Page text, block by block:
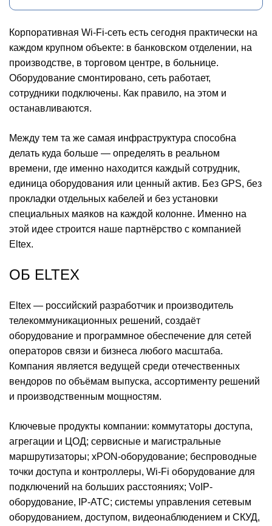
Корпоративная Wi-Fi-сеть есть сегодня практически на
каждом крупном объекте: в банковском отделении, на
производстве, в торговом центре, в больнице.
Оборудование смонтировано, сеть работает,
сотрудники подключены. Как правило, на этом и
останавливаются.
Между тем та же самая инфраструктура способна
делать куда больше — определять в реальном
времени, где именно находится каждый сотрудник,
единица оборудования или ценный актив. Без GPS, без
прокладки отдельных кабелей и без установки
специальных маяков на каждой колонне. Именно на
этой идее строится наше партнёрство с компанией
Eltex.
ОБ ELTEX
Eltex — российский разработчик и производитель
телекоммуникационных решений, создаёт
оборудование и программное обеспечение для сетей
операторов связи и бизнеса любого масштаба.
Компания является ведущей среди отечественных
вендоров по объёмам выпуска, ассортименту решений
и производственным мощностям.
Ключевые продукты компании: коммутаторы доступа,
агрегации и ЦОД; сервисные и магистральные
маршрутизаторы; xPON-оборудование; беспроводные
точки доступа и контроллеры, Wi-Fi оборудование для
подключений на больших расстояниях; VoIP-
оборудование, IP-АТС; системы управления сетевым
оборудованием, доступом, видеонаблюдением и СКУД,